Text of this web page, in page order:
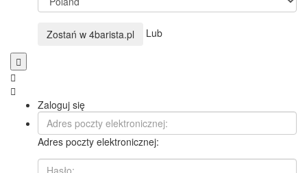
Zostań w 4barista.pl Lub
Zaloguj się
Adres poczty elektronicznej: